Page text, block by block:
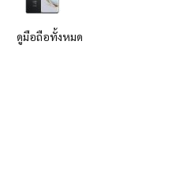
ดูมือถือทั้งหมด